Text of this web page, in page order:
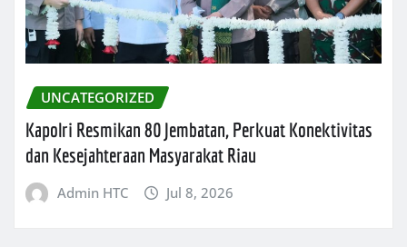
UNCATEGORIZED
Kapolri Resmikan 80 Jembatan, Perkuat Konektivitas
dan Kesejahteraan Masyarakat Riau
Admin HTC Jul 8, 2026